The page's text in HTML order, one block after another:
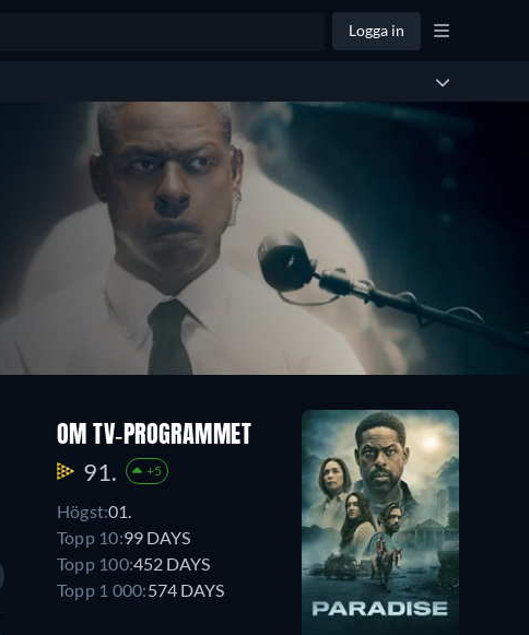
Logga in
OM TV-PROGRAMMET
91. +5
Högst:01.
Topp 10:99 DAYS
Topp 100:452 DAYS
Topp 1 000:574 DAYS